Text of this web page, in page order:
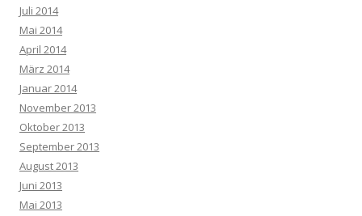
Juli 2014
Mai 2014
April 2014
März 2014
Januar 2014
November 2013
Oktober 2013
September 2013
August 2013
Juni 2013
Mai 2013